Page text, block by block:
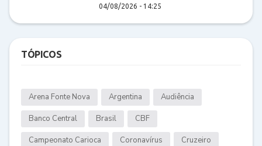
04/08/2026 - 14:25
TÓPICOS
Arena Fonte Nova Argentina Audiência
Banco Central Brasil CBF
Campeonato Carioca Coronavírus Cruzeiro